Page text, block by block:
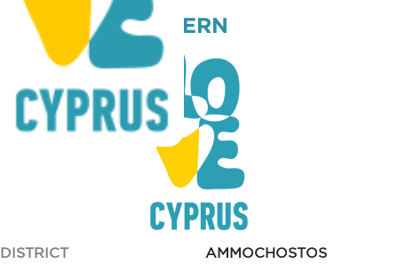
MOO – MOO TAVERN
DISTRICT
AMMOCHOSTOS